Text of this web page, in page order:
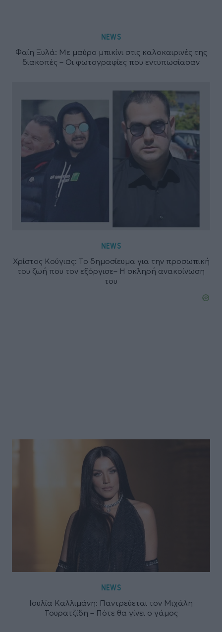
NEWS
Φαίη Ξυλά: Με μαύρο μπικίνι στις καλοκαιρινές της
διακοπές – Οι φωτογραφίες που εντυπωσίασαν
NEWS
Χρίστος Κούγιας: Το δημοσίευμα για την προσωπική
του ζωή που τον εξόργισε– Η σκληρή ανακοίνωση
του
NEWS
Ιουλία Καλλιμάνη: Παντρεύεται τον Μιχάλη
Τουρατζίδη – Πότε θα γίνει ο γάμος